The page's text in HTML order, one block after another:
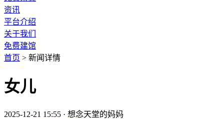
资讯
平台介绍
关于我们
免费建馆
首页 > 新闻详情
女儿
2025-12-21 15:55 · 想念天堂的妈妈